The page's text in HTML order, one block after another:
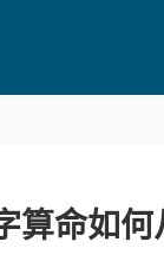
算命如何